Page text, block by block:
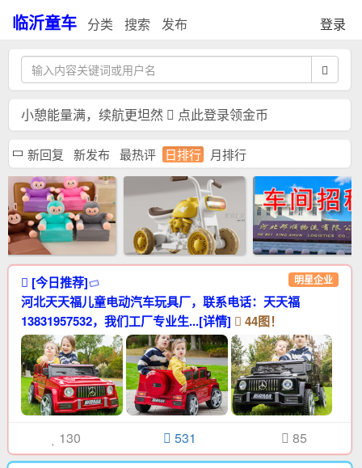
临沂童车 分类 搜索 发布 登录
小憩能量满，续航更坦然 点此登录领金币
新回复 新发布 最热评 日排行 月排行
[今日推荐] 明星企业
河北天天福儿童电动汽车玩具厂，联系电话：天天福
13831957532，我们工厂专业生...[详情]
44图！
130 531 85